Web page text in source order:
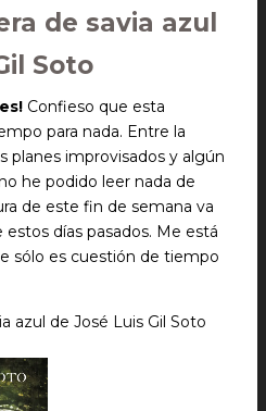
de savia azul
Soto
Confieso que esta
para nada. Entre la
planes improvisados y algún
he podido leer nada de
de este fin de semana va
días pasados. Me está
sólo es cuestión de tiempo
azul de José Luis Gil Soto